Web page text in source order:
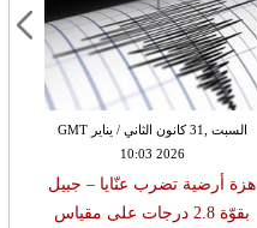
السبت ,31 كانون الثاني / يناير GMT
10:03 2026
هزة أرضية تضرب عنّايا – جبيل
بقوّة 2.8 درجات على مقياس